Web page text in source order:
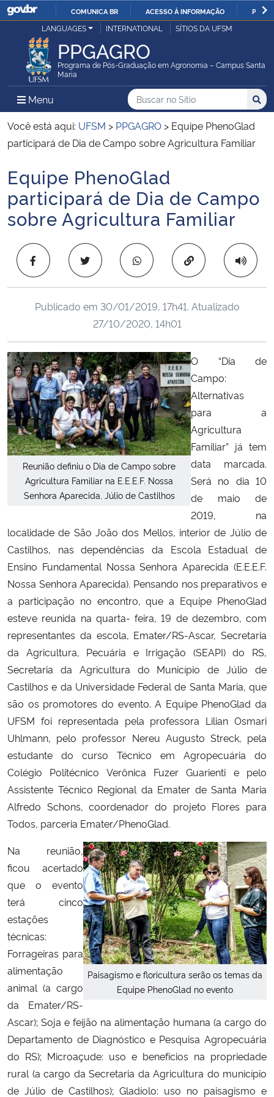
IR
PARA
O
COMUNICA BR ACESSO À INFORMAÇÃO
Ministério da Justiça e Segurança Pública
Ministério da Defesa
Ministério das Relações Exteriores
Ministério da Infraestrutura
Ministério da Agricultura, Pecuária e Abastecimento
Ministério da Educação
Ministério da Ciência, Tecnologia, Inovações e Comunicações
Ministério do Meio Ambiente
Ministério do Turismo
Ministério do Desenvolvimento Regional
Ministério da Mulher, da Família e dos Direitos Humanos
Secretaria de Governo
Gabinete de Segurança Institucional
Advocacia-Geral da União
Banco Central do Brasil
Planalto
LANGUAGES INTERNATIONAL SÍTIOS DA UFSM
PPGAGRO
Programa de Pós-Graduação em Agronomia – Campus Santa
Maria
Menu Menu Principal do Sítio
Busca
Buscar no no Sítio
Busca:
Você está aqui: UFSM > PPGAGRO > Equipe PhenoGlad
participará de Dia de Campo sobre Agricultura Familiar
Início do conteúdo
Equipe PhenoGlad
participará de Dia de Campo
sobre Agricultura Familiar
Copiar para área
Publicado em 30/01/2019, 17h41. Atualizado
27/10/2020, 14h01
Reunião definiu o Dia de Campo sobre
Agricultura Familiar na E.E.E.F. Nossa
Senhora Aparecida, Júlio de Castilhos
O “Dia de
Campo:
Alternativas
para a
Agricultura
Familiar” já tem
data marcada.
Será no dia 10
de maio de
2019, na
localidade de São João dos Mellos, interior de Júlio de
Castilhos, nas dependências da Escola Estadual de
Ensino Fundamental Nossa Senhora Aparecida (E.E.E.F.
Nossa Senhora Aparecida). Pensando nos preparativos e
a participação no encontro, que a Equipe PhenoGlad
esteve reunida na quarta- feira, 19 de dezembro, com
representantes da escola, Emater/RS-Ascar, Secretaria
da Agricultura, Pecuária e Irrigação (SEAPI) do RS,
Secretaria da Agricultura do Município de Júlio de
Castilhos e da Universidade Federal de Santa Maria, que
são os promotores do evento. A Equipe PhenoGlad da
UFSM foi representada pela professora Lilian Osmari
Uhlmann, pelo professor Nereu Augusto Streck, pela
estudante do curso Técnico em Agropecuária do
Colégio Politécnico Verônica Fuzer Guarienti e pelo
Assistente Técnico Regional da Emater de Santa Maria
Alfredo Schons, coordenador do projeto Flores para
Todos, parceria Emater/PhenoGlad.
Paisagismo e floricultura serão os temas da
Equipe PhenoGlad no evento
Na reunião,
ficou acertado
que o evento
terá cinco
estações
técnicas:
Forrageiras para
alimentação
animal (a cargo
da Emater/RS-
Ascar); Soja e feijão na alimentação humana (a cargo do
Departamento de Diagnóstico e Pesquisa Agropecuária
do RS); Microaçude: uso e benefícios na propriedade
rural (a cargo da Secretaria da Agricultura do município
de Júlio de Castilhos); Gladíolo: uso no paisagismo e